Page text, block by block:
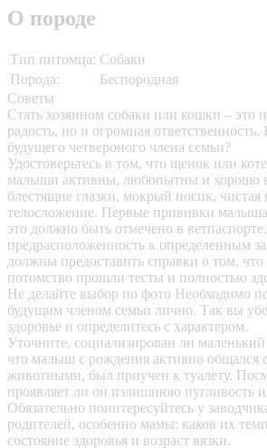
О породе
Тип питомца: Собаки
Порода:
Беспородная
Советы
Стать хозяином собаки или кошки – это
радость, но и огромная
будущего четвероного члена семьи?
Удостоверьтесь в том, что щенок или
малыши активны, любопытны и хорошо
блестящие глазки, мокрый носик,
телосложение. Первые прививки
это должно быть отмечено в
предрасположенность к определенным
должны предоставить справки о том,
потомство прошли тесты и полностью
Не делайте выбор по фото Необходимо
будущим членом семьи лично. Так вы
здоровье и определитесь с характером.
Уточните, социализирован ли
что малыш с рождения активно общался
животными, был приучен к туалету.
проявляет ли он излишнюю пугливость
Обязательно поинтересуйтесь у
родителей, особенно мамы: каков их
состояние здоровья и возраст вязки.